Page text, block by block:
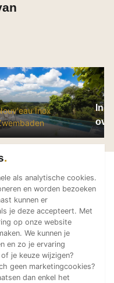
zwembad in
Inox
als analytische cookies.
en worden bezoeken
kunnen er
je deze accepteert. Met
op onze website
We kunnen je
en zo je ervaring
je keuze wijzigen?
geen marketingcookies?
dan enkel het